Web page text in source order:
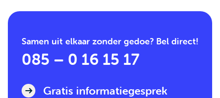
Samen uit elkaar zonder gedoe? Bel direct!
085 – 0 16 15 17
Gratis informatiegesprek